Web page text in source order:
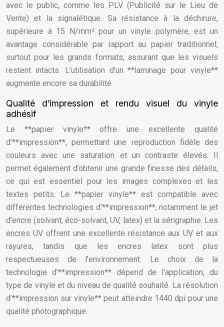
avec le public, comme les PLV (Publicité sur le Lieu de
Vente) et la signalétique. Sa résistance à la déchirure,
supérieure à 15 N/mm² pour un vinyle polymère, est un
avantage considérable par rapport au papier traditionnel,
surtout pour les grands formats, assurant que les visuels
restent intacts. L’utilisation d’un **laminage pour vinyle**
augmente encore sa durabilité.
Qualité d’impression et rendu visuel du vinyle
adhésif
Le **papier vinyle** offre une excellente qualité
d’**impression**, permettant une reproduction fidèle des
couleurs avec une saturation et un contraste élevés. Il
permet également d’obtenir une grande finesse des détails,
ce qui est essentiel pour les images complexes et les
textes petits. Le **papier vinyle** est compatible avec
différentes technologies d’**impression**, notamment le jet
d’encre (solvant, éco-solvant, UV, latex) et la sérigraphie. Les
encres UV offrent une excellente résistance aux UV et aux
rayures, tandis que les encres latex sont plus
respectueuses de l’environnement. Le choix de la
technologie d’**impression** dépend de l’application, du
type de vinyle et du niveau de qualité souhaité. La résolution
d’**impression sur vinyle** peut atteindre 1440 dpi pour une
qualité photographique.